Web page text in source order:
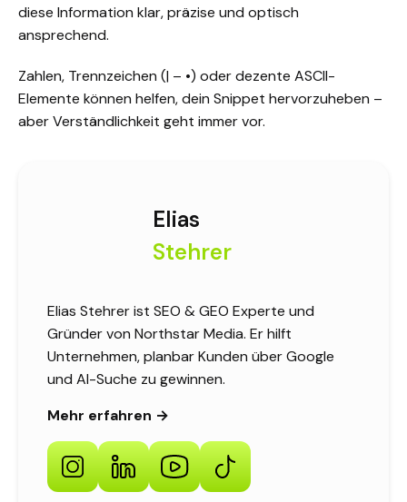
diese Information klar, präzise und optisch
ansprechend.
Zahlen, Trennzeichen (| – •) oder dezente ASCII-
Elemente können helfen, dein Snippet hervorzuheben –
aber Verständlichkeit geht immer vor.
Elias
Stehrer
Elias Stehrer ist SEO & GEO Experte und
Gründer von Northstar Media. Er hilft
Unternehmen, planbar Kunden über Google
und AI-Suche zu gewinnen.
Mehr erfahren →